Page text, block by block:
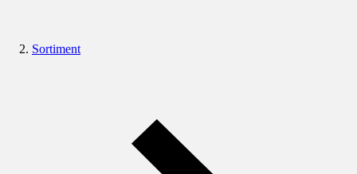
Sortiment